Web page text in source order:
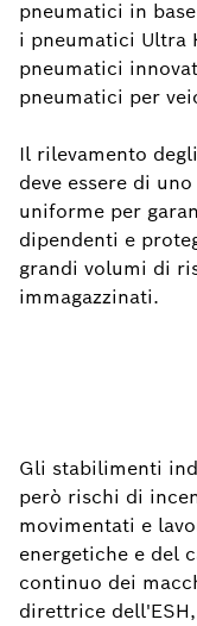
pneumatici in
i pneumatici Ultra
pneumatici
pneumatici per
Il rilevamento
deve essere di
uniforme per
dipendenti e
grandi volumi di
immagazzinati.
Gli stabilimenti
però rischi di
movimentati e
energetiche e del
continuo dei
direttrice